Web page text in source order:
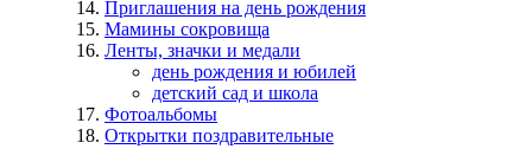
Приглашения на день рождения
Мамины сокровища
Ленты, значки и медали
день рождения и юбилей
детский сад и школа
Фотоальбомы
Открытки поздравительные